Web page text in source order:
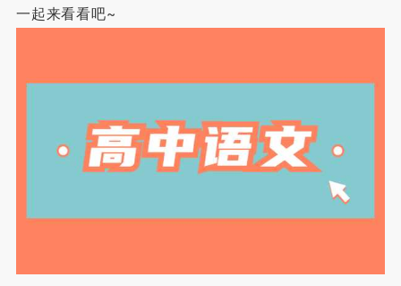
一起来看看吧~